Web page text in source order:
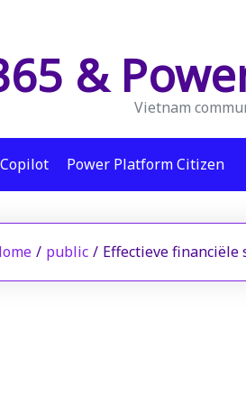
&
Vietnam
Copilot Power Platform Citizen
/ public / Effectieve financiële